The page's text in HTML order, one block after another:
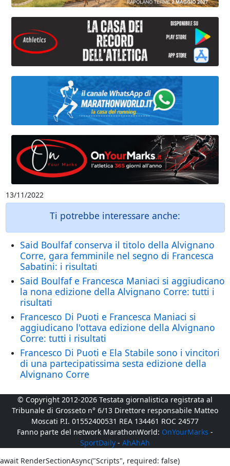
13/11/2022
Ti potrebbe interessare anche:
Said Boulfaf conserva il titolo della Alvignano
Corre, gara femminile nel segno di Francesca
Sabatini: i risultati
Said Boulfaf e Francesca Maniaci si aggiudicano
la nona edizione della Alvignano Corre: tutti i
risultati
Francesco Di Puoti e Francesca Maniaci si
aggiudicano l'ottava edizione della Alvignano
Corre: tutti i risultati
Francesco Di Puoti e Ela Stabile sono i vincitori
di una partecipatissima sesta edizione della
Alvignano Corre
© Copyright 2012-2026 Testata giornalistica registrata al
Tribunale di Grosseto n° 6/13 Direttore responsabile Matteo
Moscati P.I. 01552400531 REA 134461 ROC 24577
Fanno parte del network MarathonWorld: OnYourMarks -
SportDaily - AhAhAh
await RenderSectionAsync("Scripts", required: false)